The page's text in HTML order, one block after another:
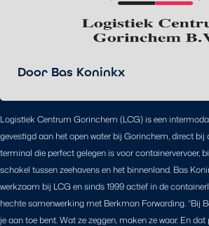
Door Bas Koninkx
Logistiek Centrum Gorinchem (LCG) is een
gevestigd aan het open water bij Gorinchem, direct bij
terminal die perfect gelegen is voor containervervoer,
schakel tussen zeehavens en het binnenland. Bas
werkzaam bij LCG en sinds 1999 actief in de
hechte samenwerking met Berkman Forwarding. “Bij
je aan toe bent. Wat ze zeggen, maken ze waar. En